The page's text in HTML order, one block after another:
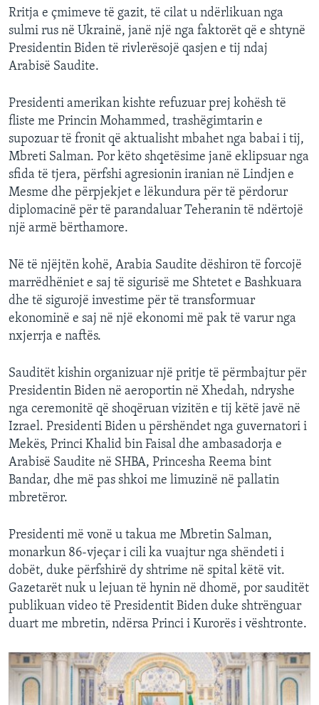
Rritja e çmimeve të gazit, të cilat u ndërlikuan nga
sulmi rus në Ukrainë, janë një nga faktorët që e shtynë
Presidentin Biden të rivlerësojë qasjen e tij ndaj
Arabisë Saudite.
Presidenti amerikan kishte refuzuar prej kohësh të
fliste me Princin Mohammed, trashëgimtarin e
supozuar të fronit që aktualisht mbahet nga babai i tij,
Mbreti Salman. Por këto shqetësime janë eklipsuar nga
sfida të tjera, përfshi agresionin iranian në Lindjen e
Mesme dhe përpjekjet e lëkundura për të përdorur
diplomacinë për të parandaluar Teheranin të ndërtojë
një armë bërthamore.
Në të njëjtën kohë, Arabia Saudite dëshiron të forcojë
marrëdhëniet e saj të sigurisë me Shtetet e Bashkuara
dhe të sigurojë investime për të transformuar
ekonominë e saj në një ekonomi më pak të varur nga
nxjerrja e naftës.
Sauditët kishin organizuar një pritje të përmbajtur për
Presidentin Biden në aeroportin në Xhedah, ndryshe
nga ceremonitë që shoqëruan vizitën e tij këtë javë në
Izrael. Presidenti Biden u përshëndet nga guvernatori i
Mekës, Princi Khalid bin Faisal dhe ambasadorja e
Arabisë Saudite në SHBA, Princesha Reema bint
Bandar, dhe më pas shkoi me limuzinë në pallatin
mbretëror.
Presidenti më vonë u takua me Mbretin Salman,
monarkun 86-vjeçar i cili ka vuajtur nga shëndeti i
dobët, duke përfshirë dy shtrime në spital këtë vit.
Gazetarët nuk u lejuan të hynin në dhomë, por sauditët
publikuan video të Presidentit Biden duke shtrënguar
duart me mbretin, ndërsa Princi i Kurorës i vështronte.